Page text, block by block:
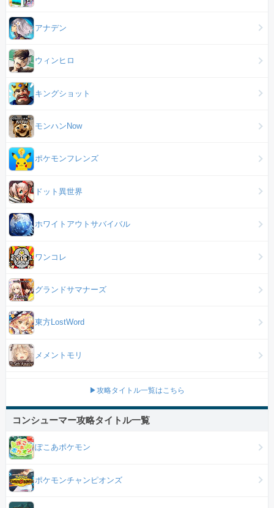
アナデン
ウィンヒロ
キングショット
モンハンNow
ポケモンフレンズ
ドット異世界
ホワイトアウトサバイバル
ワンコレ
グランドサマナーズ
東方LostWord
メメントモリ
▶攻略タイトル一覧はこちら
コンシューマー攻略タイトル一覧
ぽこあポケモン
ポケモンチャンピオンズ